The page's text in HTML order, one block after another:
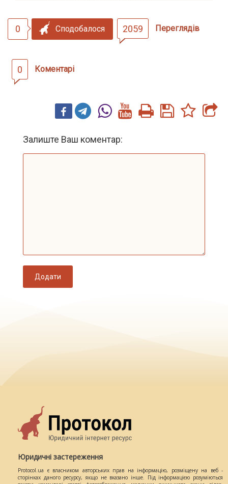
0 Сподобалося 2059 Переглядів
0 Коментарі
Залиште Ваш коментар:
Додати
Юридичні застереження
Protocol.ua є власником авторських прав на інформацію, розміщену на веб -
сторінках даного ресурсу, якщо не вказано інше. Під інформацією розуміються